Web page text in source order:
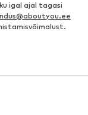
igal ajal tagasi